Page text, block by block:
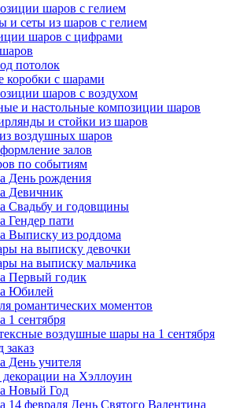
шаров с гелием
и сеты из шаров с гелием
шаров с цифрами
потолок
коробки с шарами
шаров с воздухом
и настольные композиции шаров
и стойки из шаров
воздушных шаров
залов
по событиям
День рождения
Девичник
Свадьбу и годовщины
Гендер пати
Выписку из роддома
на выписку девочки
на выписку мальчика
Первый годик
Юбилей
романтических моментов
сентября
воздушные шары на 1 сентября
заказ
День учителя
на Хэллоуин
Новый Год
февраля День Святого Валентина